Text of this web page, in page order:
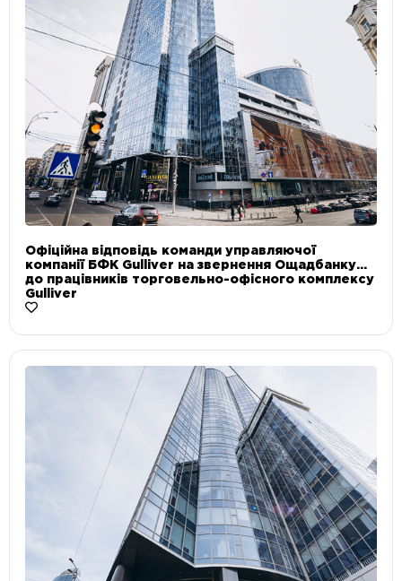
Офіційна відповідь команди управляючої
компанії БФК Gulliver на звернення Ощадбанку
до працівників торговельно-офісного комплексу
Gulliver